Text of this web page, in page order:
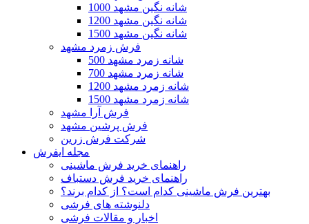
1000 شانه نگین مشهد
1200 شانه نگین مشهد
1500 شانه نگین مشهد
فرش زمرد مشهد
500 شانه زمرد مشهد
700 شانه زمرد مشهد
1200 شانه زمرد مشهد
1500 شانه زمرد مشهد
فرش آرا مشهد
فرش پرشین مشهد
شرکت فرش زرین
مجله ایفرش
راهنمای خرید فرش ماشینی
راهنمای خرید فرش دستباف
بهترین فرش ماشینی کدام است؟ از کدام برند؟
دلنوشته های فرشی
اخبار و مقالات فرشی